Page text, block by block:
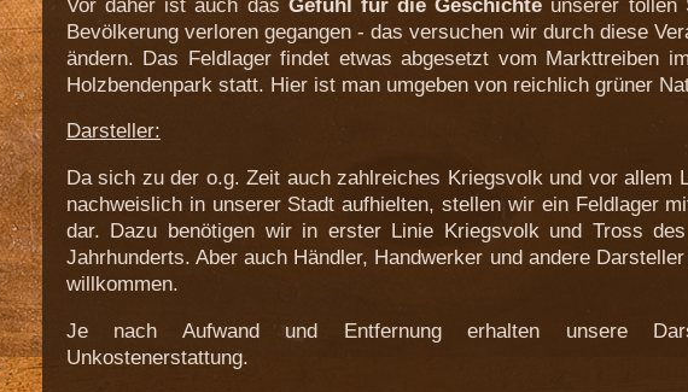
Vor daher ist auch das Gefühl für die Geschichte unserer tollen
Bevölkerung verloren gegangen - das versuchen wir durch diese
ändern. Das Feldlager findet etwas abgesetzt vom Markttreiben
Holzbendenpark statt. Hier ist man umgeben von reichlich grüner
Darsteller:
Da sich zu der o.g. Zeit auch zahlreiches Kriegsvolk und vor allem
nachweislich in unserer Stadt aufhielten, stellen wir ein Feldlager
dar. Dazu benötigen wir in erster Linie Kriegsvolk und Tross
Jahrhunderts. Aber auch Händler, Handwerker und andere
willkommen.
Je nach Aufwand und Entfernung erhalten unsere
Unkostenerstattung.